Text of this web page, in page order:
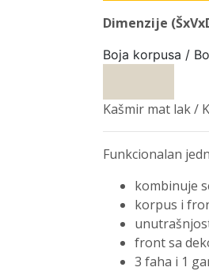
Dimenzije
Boja korpusa /
Kašmir mat lak /
Funkcionalan
kombinuje
korpus i
front sa
3 faha i 1